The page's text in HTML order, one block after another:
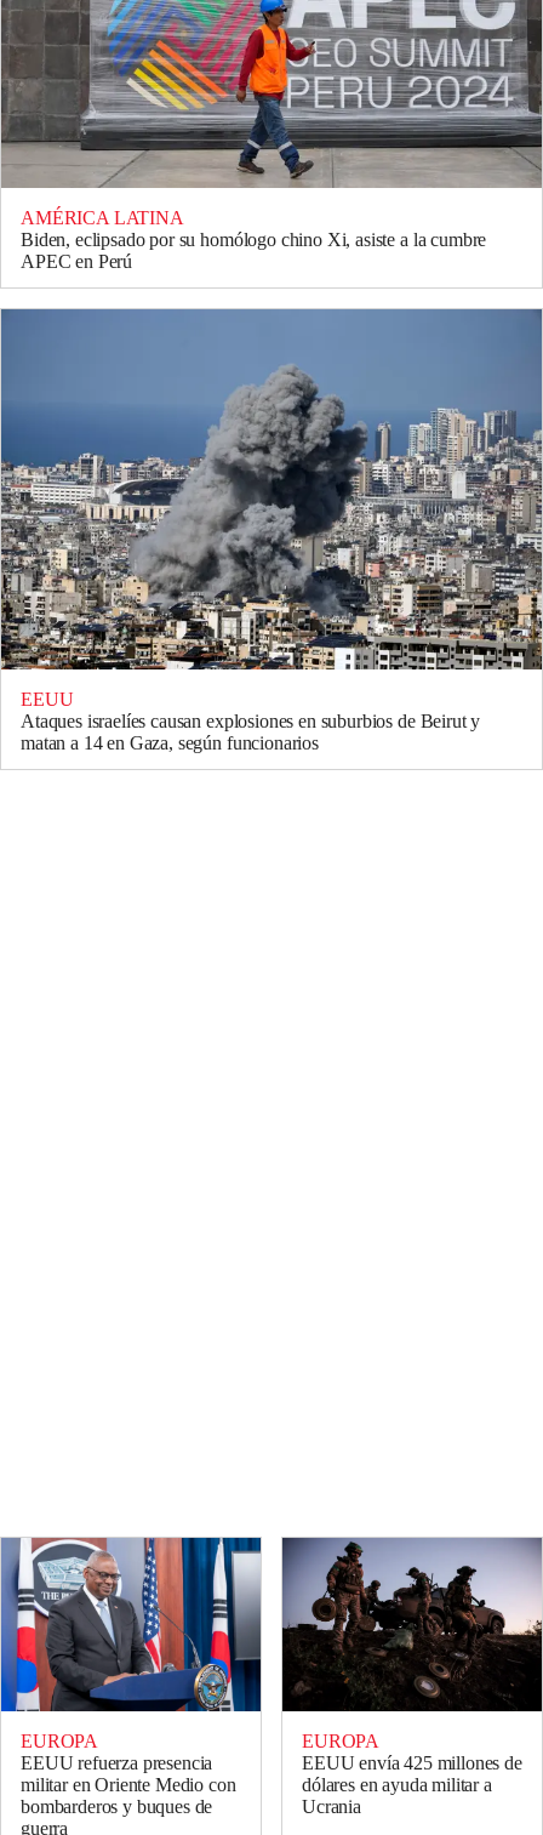
AMÉRICA LATINA
Biden, eclipsado por su homólogo chino Xi, asiste a la cumbre
APEC en Perú
EEUU
Ataques israelíes causan explosiones en suburbios de Beirut y
matan a 14 en Gaza, según funcionarios
EUROPA
EEUU refuerza presencia
militar en Oriente Medio con
bombarderos y buques de
guerra
EUROPA
EEUU envía 425 millones de
dólares en ayuda militar a
Ucrania